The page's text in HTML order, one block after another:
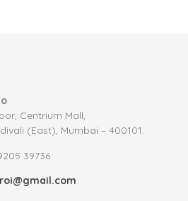
Centrium Mall,
(East), Mumbai – 400101.
39736